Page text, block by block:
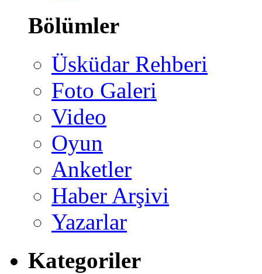
Bölümler
Üsküdar Rehberi
Foto Galeri
Video
Oyun
Anketler
Haber Arşivi
Yazarlar
Kategoriler